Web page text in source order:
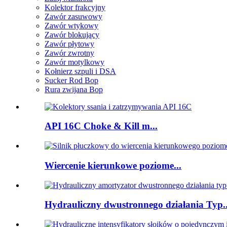
Kolektor frakcyjny
Zawór zasuwowy
Zawór wtykowy
Zawór blokujący
Zawór płytowy
Zawór zwrotny
Zawór motylkowy
Kołnierz szpuli i DSA
Sucker Rod Bop
Rura zwijana Bop
API 16C Choke & Kill m...
Wiercenie kierunkowe poziome...
Hydrauliczny dwustronnego działania